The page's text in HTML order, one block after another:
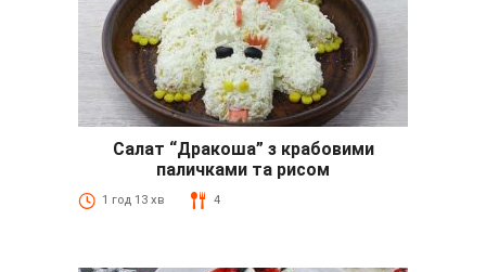
Салат “Дракоша” з крабовими
паличками та рисом
1 год 13 хв 4